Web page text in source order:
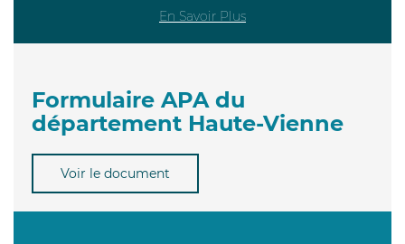
En Savoir Plus
Formulaire APA du
département Haute-Vienne
Voir le document